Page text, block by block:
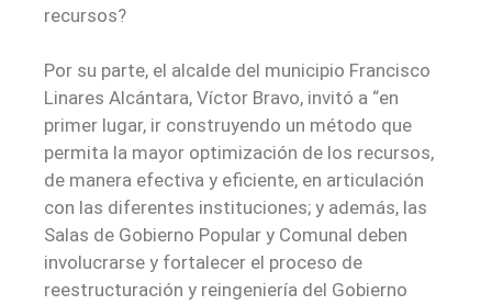
recursos?
Por su parte, el alcalde del municipio Francisco
Linares Alcántara, Víctor Bravo, invitó a “en
primer lugar, ir construyendo un método que
permita la mayor optimización de los recursos,
de manera efectiva y eficiente, en articulación
con las diferentes instituciones; y además, las
Salas de Gobierno Popular y Comunal deben
involucrarse y fortalecer el proceso de
reestructuración y reingeniería del Gobierno